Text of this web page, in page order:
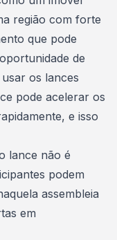
região com forte
que pode
de
os lances
pode acelerar os
e isso
lance não é
podem
assembleia
em